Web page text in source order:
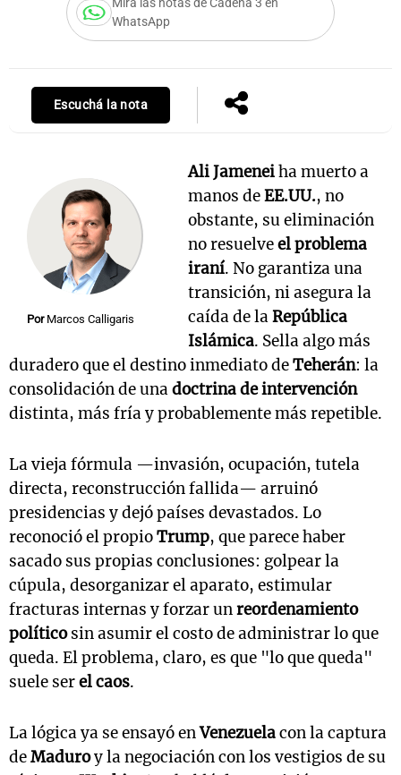
WhatsApp
Escuchá la nota
Por Marcos Calligaris
Ali Jameneiha muerto a
manos deEE.UU., no
obstante, su eliminación
no resuelveel problema
iraní. No garantiza una
transición, ni asegura la
caída de laRepública
Islámica. Sella algo más
duradero que el destino inmediato deTeherán: la
consolidación de unadoctrina de intervención
distinta, más fría y probablemente más repetible.
La vieja fórmula —invasión, ocupación, tutela
directa, reconstrucción fallida— arruinó
presidencias y dejó países devastados. Lo
reconoció el propioTrump, que parece haber
sacado sus propias conclusiones: golpear la
cúpula, desorganizar el aparato, estimular
fracturas internas y forzar unreordenamiento
políticosin asumir el costo de administrar lo que
queda. El problema, claro, es que "lo que queda"
suele serel caos.
La lógica ya se ensayó enVenezuelacon la captura
deMaduroy la negociación con los vestigios de su
Notas
Notas
La Sole en